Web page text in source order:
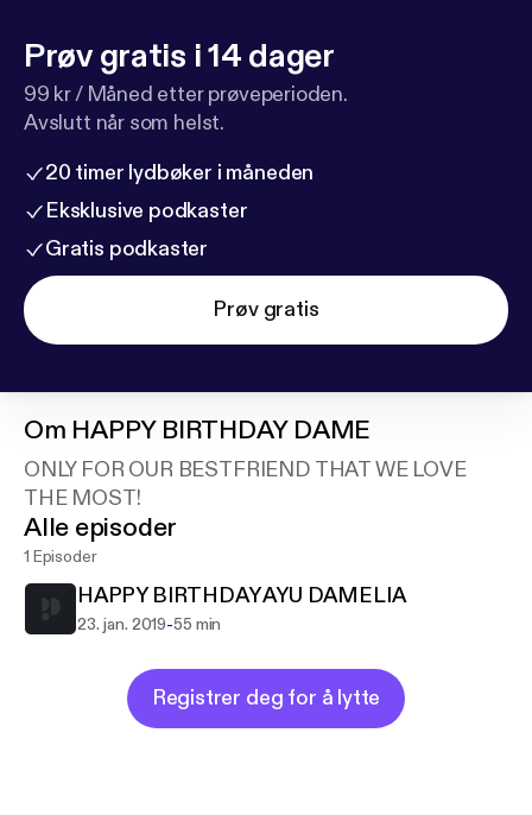
Prøv gratis i 14 dager
99 kr / Måned etter prøveperioden.
Avslutt når som helst.
20 timer lydbøker i måneden
Eksklusive podkaster
Gratis podkaster
Prøv gratis
Om HAPPY BIRTHDAY DAME
ONLY FOR OUR BESTFRIEND THAT WE LOVE
THE MOST!
Alle episoder
1 Episoder
HAPPY BIRTHDAY AYU DAMELIA
23. jan. 2019-55 min
Registrer deg for å lytte